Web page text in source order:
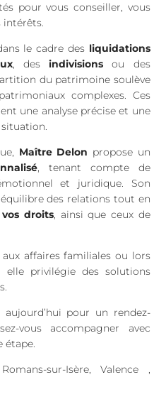
pour vous conseiller, vous
intérêts.
le cadre des liquidations
, desindivisions ou des
du patrimoine soulève
complexes. Ces
une analyse précise et une
Maître Delon propose un
, tenant compte de
et juridique. Son
des relations tout en
droits, ainsi que ceux de
affaires familiales ou lors
elle privilégie des solutions
pour un rendez-
vous accompagner avec
étape.
Romans-sur-Isère,Valence ,